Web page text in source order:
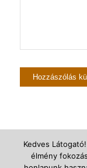
© Újszegedi
Kedves
élmény